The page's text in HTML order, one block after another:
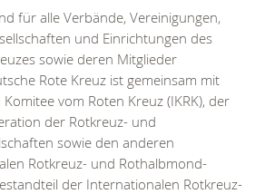
für alle Verbände, Vereinigungen,
und Einrichtungen des
sowie deren Mitglieder
Rote Kreuz ist gemeinsam mit
vom Roten Kreuz (IKRK), der
der Rotkreuz- und
sowie den anderen
Rotkreuz- und Rothalbmond-
der Internationalen Rotkreuz-